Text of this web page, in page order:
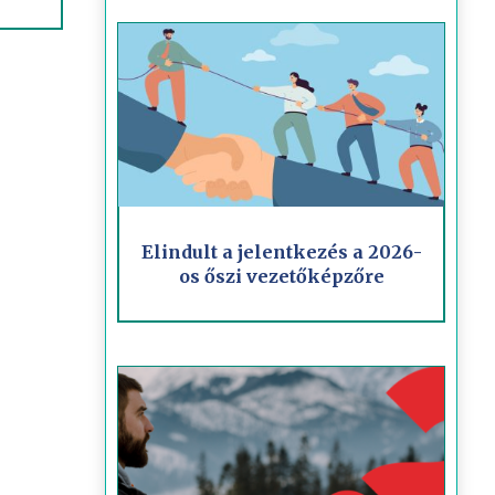
Elindult a jelentkezés a 2026-
os őszi vezetőképzőre